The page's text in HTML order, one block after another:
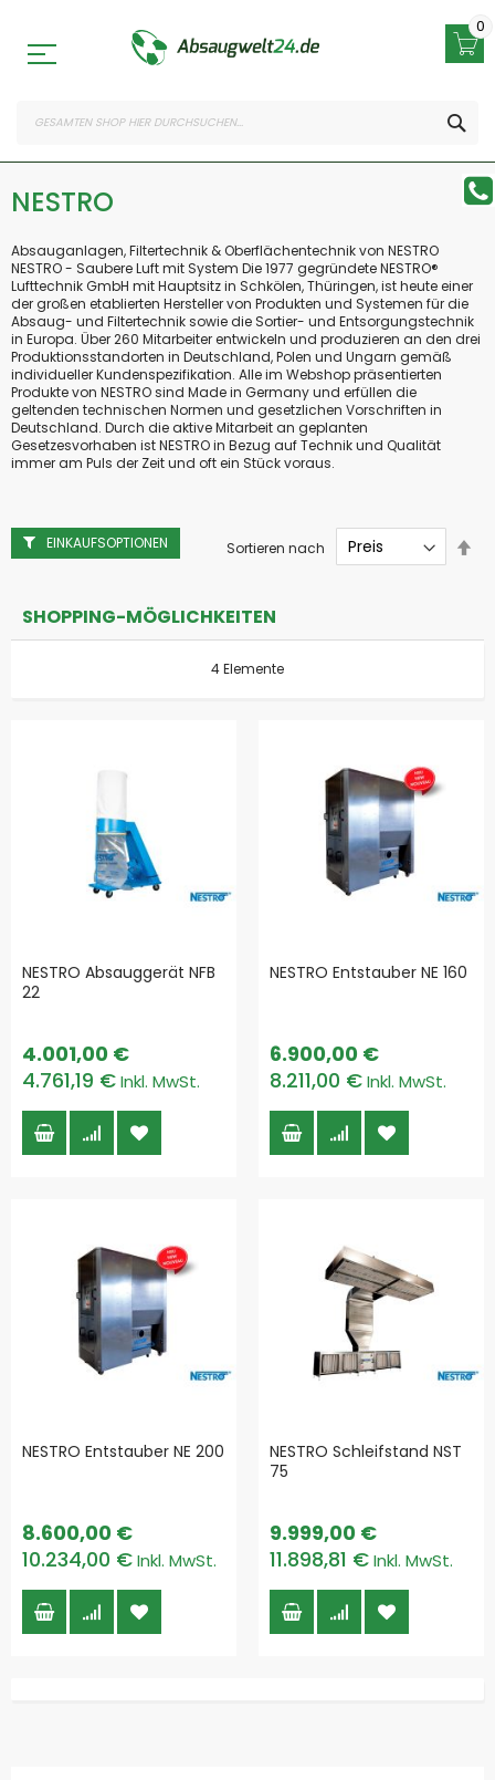
0
NESTRO
Absauganlagen, Filtertechnik & Oberflächentechnik von NESTRO
NESTRO - Saubere Luft mit System Die 1977 gegründete NESTRO®
Lufttechnik GmbH mit Hauptsitz in Schkölen, Thüringen, ist heute einer
der großen etablierten Hersteller von Produkten und Systemen für die
Absaug- und Filtertechnik sowie die Sortier- und Entsorgungstechnik
in Europa. Über 260 Mitarbeiter entwickeln und produzieren an den drei
Produktionsstandorten in Deutschland, Polen und Ungarn gemäß
individueller Kundenspezifikation. Alle im Webshop präsentierten
Produkte von NESTRO sind Made in Germany und erfüllen die
geltenden technischen Normen und gesetzlichen Vorschriften in
Deutschland. Durch die aktive Mitarbeit an geplanten
Gesetzesvorhaben ist NESTRO in Bezug auf Technik und Qualität
immer am Puls der Zeit und oft ein Stück voraus.
4Elemente
Sortieren nach
NESTRO Absauggerät NFB
22
4.761,19 €
4.001,00 €
NESTRO Entstauber NE 160
8.211,00 €
6.900,00 €
NESTRO Entstauber NE 200
10.234,00 €
8.600,00 €
NESTRO Schleifstand NST
75
11.898,81 €
9.999,00 €
EINKAUFSOPTIONEN
SHOPPING-MÖGLICHKEITEN